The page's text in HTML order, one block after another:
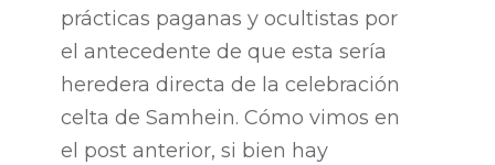
prácticas paganas y ocultistas por
el antecedente de que esta sería
heredera directa de la celebración
celta de Samhein. Cómo vimos en
el post anterior, si bien hay